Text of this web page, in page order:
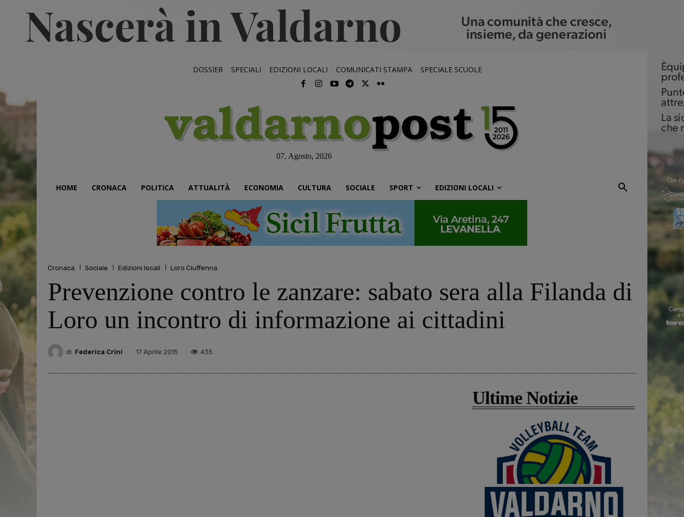
DOSSIER SPECIALI EDIZIONI LOCALI COMUNICATI STAMPA SPECIALE SCUOLE
07, Agosto, 2026
HOME CRONACA POLITICA ATTUALITÀ ECONOMIA CULTURA SOCIALE SPORT EDIZIONI LOCALI
Cronaca Sociale Edizioni locali Loro Ciuffenna
Prevenzione contro le zanzare: sabato sera alla Filanda di
Loro un incontro di informazione ai cittadini
di Federica Crini 17 Aprile 2015 435
Ultime Notizie